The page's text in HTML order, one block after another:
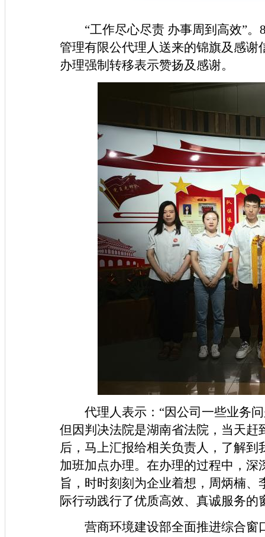
“工作尽心尽责 办事周到高效”
管理有限公代理人送来的锦旗及感
办理强制转移表示赞扬及感谢。
代理人表示：“因公司一些业务
但因判决法院是湖南省法院，当天
后，马上汇报给相关负责人，了解
加班加点办理。在办理的过程中，
旨，时时刻刻为企业着想，周炳楠
际行动践行了优质高效、真诚服务
营商环境建设部全面推进综合窗